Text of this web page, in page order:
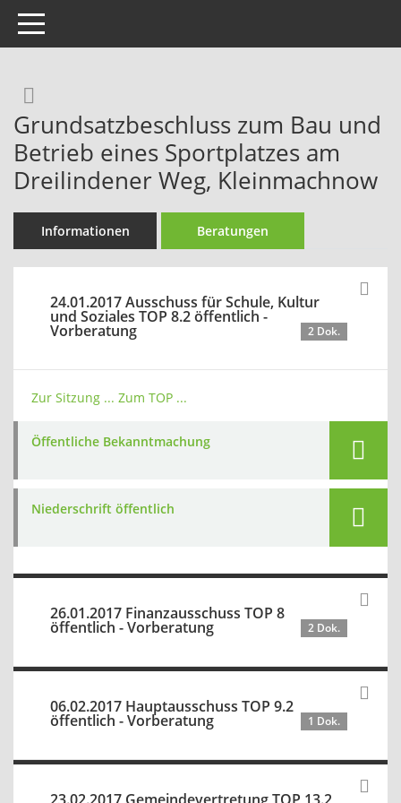
Toggle navigation
Grundsatzbeschluss zum Bau und
Betrieb eines Sportplatzes am
Dreilindener Weg, Kleinmachnow
Informationen Beratungen
24.01.2017 Ausschuss für Schule, Kultur
und Soziales TOP 8.2 öffentlich -
Vorberatung 2 Dok.
Zur Sitzung ... Zum TOP ...
Öffentliche Bekanntmachung
Niederschrift öffentlich
26.01.2017 Finanzausschuss TOP 8
öffentlich - Vorberatung 2 Dok.
06.02.2017 Hauptausschuss TOP 9.2
öffentlich - Vorberatung 1 Dok.